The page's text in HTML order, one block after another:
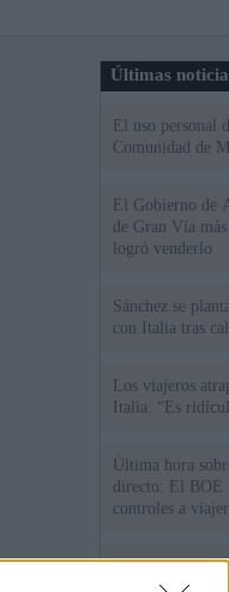
Últimas
El uso personal
Comunidad de
El Gobierno de
de Gran Vía
logró venderlo
Sánchez se
con Italia tras
Los viajeros
Italia: “Es
Última hora
directo: El BOE
controles a
Sánchez